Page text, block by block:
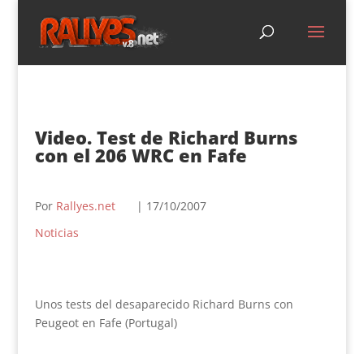
Video. Test de Richard Burns
con el 206 WRC en Fafe
Por Rallyes.net
| 17/10/2007
Noticias
Unos tests del desaparecido Richard Burns con
Peugeot en Fafe (Portugal)